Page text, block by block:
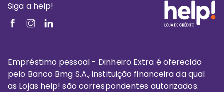
Siga a help!
Empréstimo pessoal - Dinheiro Extra é oferecido
pelo Banco Bmg S.A., instituição financeira da qual
as Lojas help! são correspondentes autorizados.